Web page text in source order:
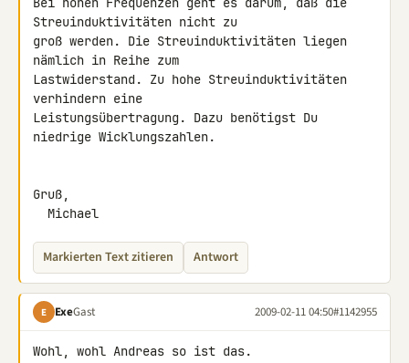
Streuinduktivitäten nicht zu
groß werden. Die Streuinduktivitäten liegen
nämlich in Reihe zum
Lastwiderstand. Zu hohe Streuinduktivitäten
verhindern eine
Leistungsübertragung. Dazu benötigst Du
niedrige Wicklungszahlen.
Gruß,
  Michael
Markierten Text zitieren Antwort
E ExeGast 2009-02-11 04:50#1142955
Wohl, wohl Andreas so ist das.